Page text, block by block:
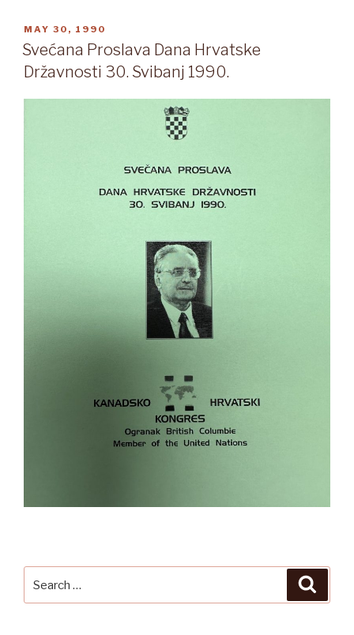
POSTED
ON
MAY 30, 1990
Svećana Proslava Dana Hrvatske
Državnosti 30. Svibanj 1990.
for: